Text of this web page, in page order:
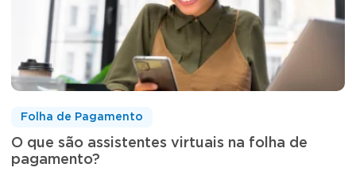
O que são assistentes virtuais na folha de
pagamento?
Folha de Pagamento